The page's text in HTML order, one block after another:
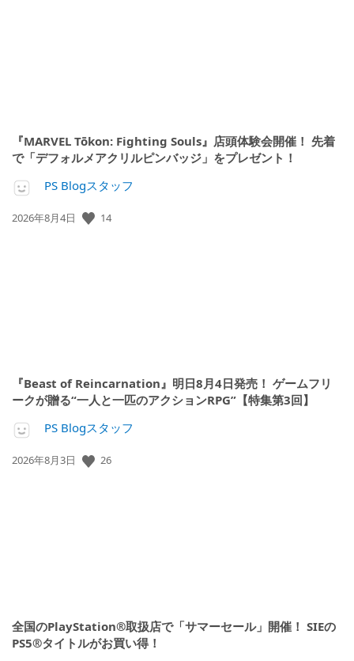
『MARVEL Tōkon: Fighting Souls』店頭体験会開催！ 先着
で「デフォルメアクリルピンバッジ」をプレゼント！
PS Blogスタッフ
公
2026年8月4日 14
『Beast of Reincarnation』明日8月4日発売！ ゲームフリ
ークが贈る“一人と一匹のアクションRPG”【特集第3回】
PS Blogスタッフ
公
2026年8月3日 26
全国のPlayStation®取扱店で「サマーセール」開催！ SIEの
PS5®タイトルがお買い得！